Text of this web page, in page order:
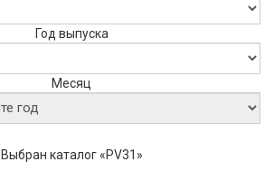
Год выпуска
Месяц
Выбран каталог «PV31»